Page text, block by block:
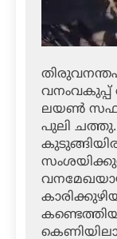
വനംവകുപ്പ്
ലയണ്‍
പുലി